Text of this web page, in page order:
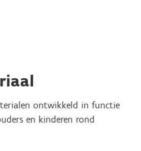
ontwikkeld in functie
en kinderen rond